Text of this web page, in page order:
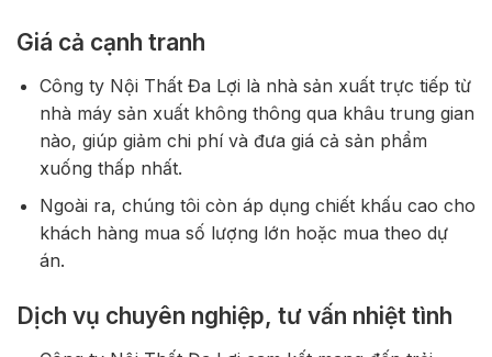
Giá cả cạnh tranh
Công ty Nội Thất Đa Lợi là nhà sản xuất trực tiếp từ
nhà máy sản xuất không thông qua khâu trung gian
nào, giúp giảm chi phí và đưa giá cả sản phẩm
xuống thấp nhất.
Ngoài ra, chúng tôi còn áp dụng chiết khấu cao cho
khách hàng mua số lượng lớn hoặc mua theo dự
án.
Dịch vụ chuyên nghiệp, tư vấn nhiệt tình